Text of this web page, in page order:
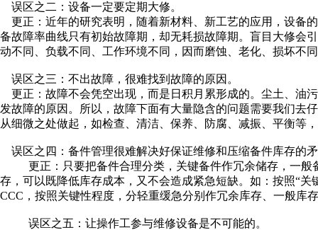
误区之二：设备一定要定期大修。
更正：近年的研究表明，随着新材料、新工艺的应用，设备
备故障率曲线只有初始故障期，却无耗损故障期。盲目大修会
动不同、负载不同、工作环境不同，因而磨蚀、老化、损坏不
误区之三：不出故障，很难找到故障的原因。
更正：故障不会凭空出现，而是日积月累形成的。尘土、油
发故障的原因。所以，故障下面有大量隐含的问题需要我们去
从细微之处做起，如检查、清洁、保养、防腐、减振、平衡等
误区之四：备件管理很难解决好保证维修和压缩备件库存的
更正：只要把备件合理分类，关键备件作冗余储存，一般
存，可以既降低库存成本，又不会造成紧急短缺。如：按照“
CCC，按照关键性程度，分轻重缓急分别作冗余库存、一般库
误区之五：让操作工参与维修设备是不可能的。